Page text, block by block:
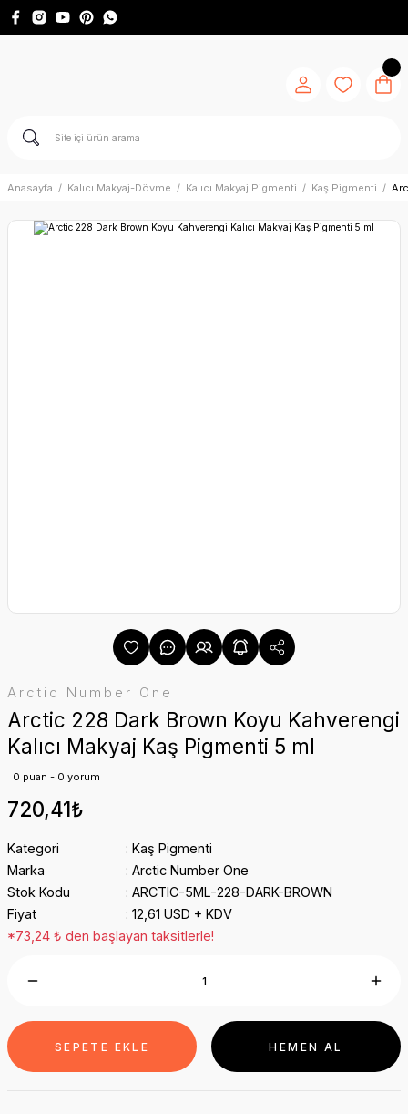
Anasayfa Kalıcı Makyaj-Dövme Kalıcı Makyaj Pigmenti Kaş Pigmenti
Arctic Number One
Arctic 228 Dark Brown Koyu Kahverengi
Kalıcı Makyaj Kaş Pigmenti 5 ml
0 puan - 0 yorum
720,41₺
Kategori
Kaş Pigmenti
Marka
Arctic Number One
Stok Kodu
ARCTIC-5ML-228-DARK-BROWN
Fiyat
12,61 USD + KDV
*73,24 ₺ den başlayan taksitlerle!
SEPETE EKLE HEMEN AL